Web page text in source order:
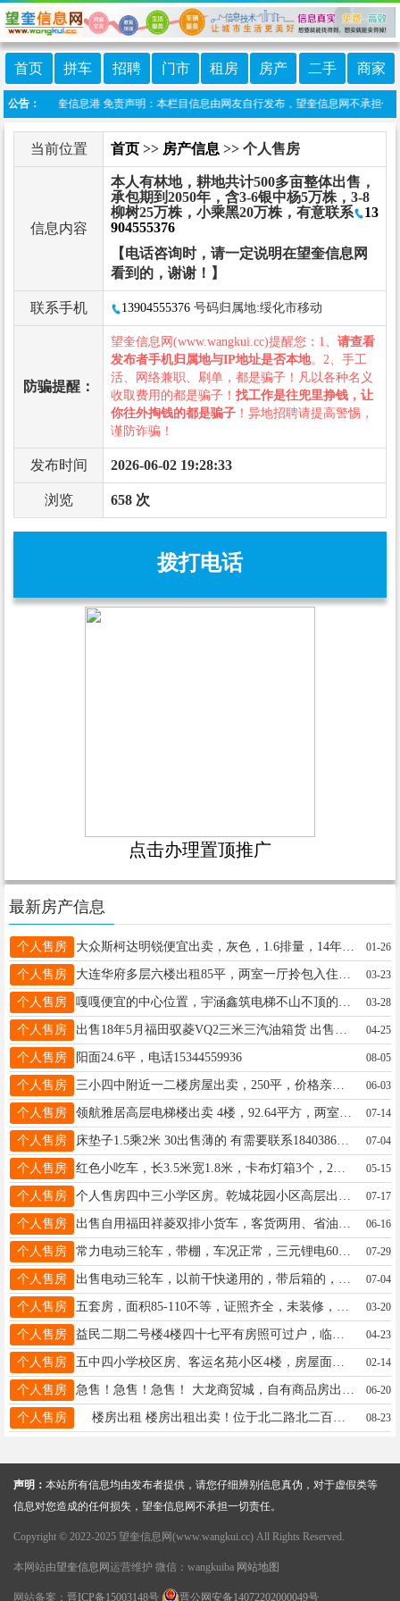
首页 拼车 招聘 门市 租房 房产 二手 商家
公告：
程序:望奎信息港 免责声明：本栏目信息由网友自行发布，望奎信息网不承担任
当前位置 首页 >> 房产信息 >> 个人售房
信息内容
本人有林地，耕地共计500多亩整体出售，
承包期到2050年，含3-6银中杨5万株，3-8
柳树25万株，小乘黑20万株，有意联系
13
904555376
【电话咨询时，请一定说明在望奎信息网
看到的，谢谢！】
联系手机 13904555376 号码归属地:绥化市移动
防骗提醒：
望奎信息网(www.wangkui.cc)提醒您：1、 请查看
发布者手机归属地与IP地址是否本地。2、手工
活、网络兼职、刷单，都是骗子！凡以各种名义
收取费用的都是骗子！ 找工作是往兜里挣钱，让
你往外掏钱的都是骗子 ！异地招聘请提高警惕，
谨防诈骗！
发布时间 2026-06-02 19:28:33
浏览 658 次
拨打电话
点击办理置顶推广
最新房产信息
个人售房 大众斯柯达明锐便宜出卖，灰色，1.6排量，14年的，车库好，新雪地胎，大屏，导航，倒车影像，行车记录仪都有，到手一分不用填，联系电话微信15774550446 01-26
个人售房 03-23
个人售房 03-28
个人售房 04-25
个人售房 阳面24.6平，电话15344559936 08-05
个人售房 三小四中附近一二楼房屋出卖，250平，价格亲民13836426930 06-03
个人售房 07-14
个人售房 床垫子1.5乘2米 30出售薄的 有需要联系18403863875 07-04
个人售房 05-15
个人售房 07-17
个人售房 06-16
个人售房 常力电动三轮车，带棚，车况正常，三元锂电60V-140AH，动力足，空间大，拉货送货都方便，外观一般但没毛病，具体看图，望奎自提，看车私聊，联系电话17733382228。 07-29
个人售房 07-04
个人售房 03-20
个人售房 04-23
个人售房 02-14
个人售房 06-20
个人售房 08-23
声明： 本站所有信息均由发布者提供，请您仔细辨别信息真伪，对于虚假类等
信息对您造成的任何损失，望奎信息网不承担一切责任。
Copyright © 2022-2025 望奎信息网(www.wangkui.cc) All Rights Reserved.
本网站由望奎信息网 运营维护 微信：wangkuiba 网站地图
网站备案： 晋ICP备15003148号 晋公网安备14072202000049号